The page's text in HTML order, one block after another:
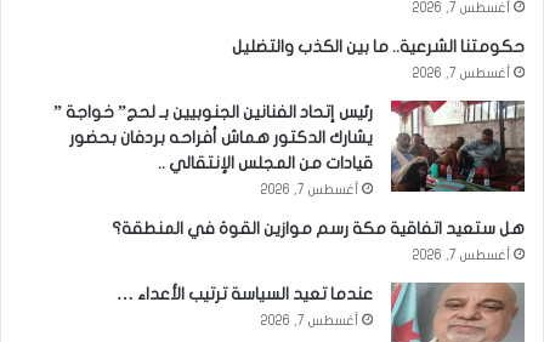
أغسطس 7, 2026
حكومتنا الشرعية.. ما بين الكذب والتضليل
أغسطس 7, 2026
رئيس إتحاد الفنانين الجنوبيين بـ لحج” خواجة ”
يشارك الدكتور هماش أفراحه بردفان بحضور
قيادات من المجلس الإنتقالي ..
أغسطس 7, 2026
هل ستعيد اتفاقية مكة رسم موازين القوة في المنطقة؟
أغسطس 7, 2026
عندما تعيد السياسة ترتيب الأعداء …
أغسطس 7, 2026